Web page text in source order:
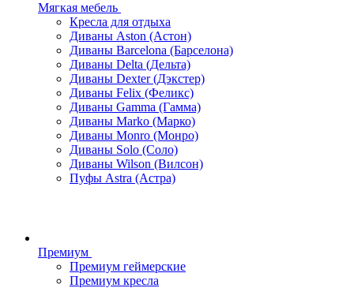
Мягкая мебель
Кресла для отдыха
Диваны Aston (Астон)
Диваны Barcelona (Барселона)
Диваны Delta (Дельта)
Диваны Dexter (Дэкстер)
Диваны Felix (Феликс)
Диваны Gamma (Гамма)
Диваны Marko (Марко)
Диваны Monro (Монро)
Диваны Solo (Соло)
Диваны Wilson (Вилсон)
Пуфы Astra (Астра)
Премиум
Премиум геймерские
Премиум кресла